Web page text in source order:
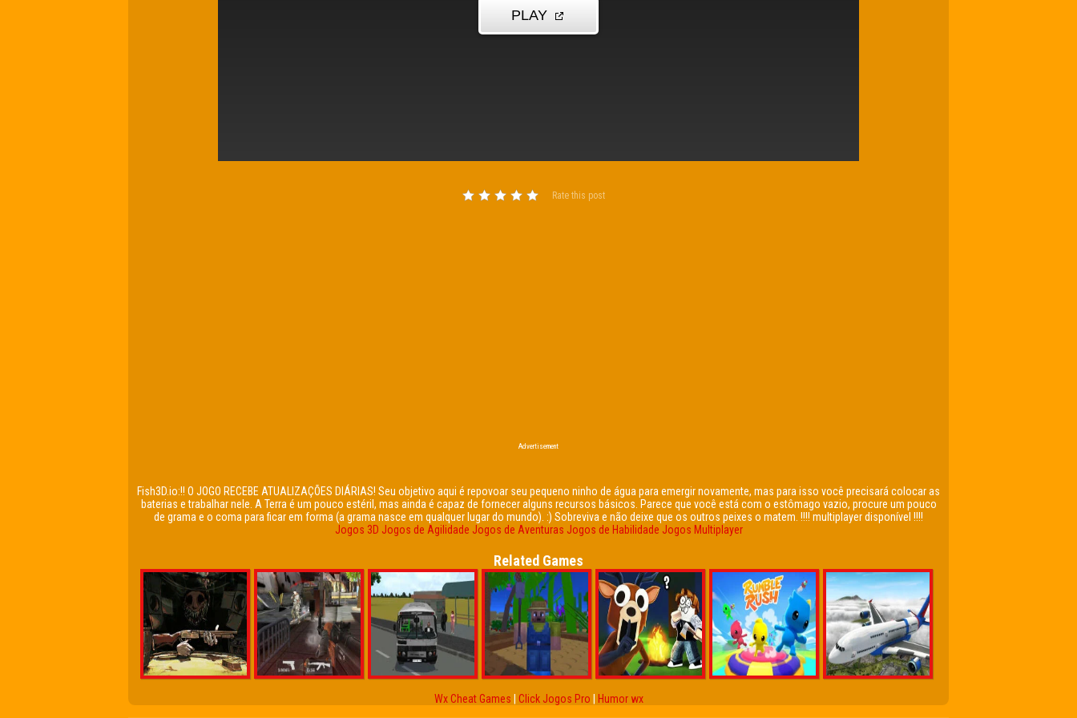
Rate this post
Advertisement
Fish3D.io:!! O JOGO RECEBE ATUALIZAÇÕES DIÁRIAS! Seu objetivo aqui é repovoar seu pequeno ninho de água para emergir novamente, mas para isso você precisará colocar as
baterias e trabalhar nele. A Terra é um pouco estéril, mas ainda é capaz de fornecer alguns recursos básicos. Parece que você está com o estômago vazio, procure um pouco
de grama e o coma para ficar em forma (a grama nasce em qualquer lugar do mundo). :) Sobreviva e não deixe que os outros peixes o matem. !!!! multiplayer disponível !!!!
Jogos 3D Jogos de Agilidade Jogos de Aventuras Jogos de Habilidade Jogos Multiplayer
Related Games
Wx Cheat Games Click Jogos Pro Humor wx